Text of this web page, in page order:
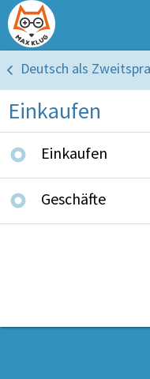
Deutsch als
Einkaufen
Einkaufen
Geschäfte